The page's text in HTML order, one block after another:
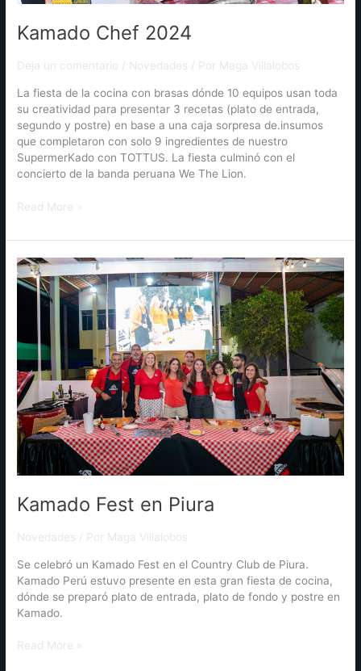
Kamado Chef 2024
Deja un comentario / Novedades / Por Maga Villalobos
La fiesta de la cocina con brasas dónde 10 equipos usan toda
su creatividad para presentar 3 recetas (plato de entrada,
segundo y postre) en base a una caja sorpresa de.insumos
que completaron con solo 9 ingredientes de nuestro
SupermerKado con TOTTUS. La fiesta culminó con el
concierto de la banda peruana We The Lion.
Read More »
Kamado Fest en Piura
Novedades / Por Maga Villalobos
Se celebró un Kamado Fest en el Country Club de Piura.
Kamado Perú estuvo presente en esta gran fiesta de cocina,
dónde se preparó plato de entrada, plato de fondo y postre en
Kamado.
Kamado
Fest
Piura
Read More »